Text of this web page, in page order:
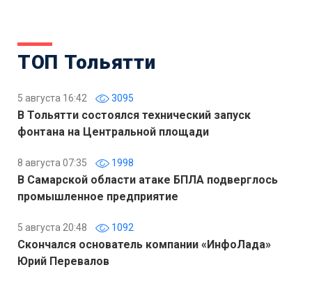
ТОП Тольятти
5 августа 16:42 3095
В Тольятти состоялся технический запуск
фонтана на Центральной площади
8 августа 07:35 1998
В Самарской области атаке БПЛА подверглось
промышленное предприятие
5 августа 20:48 1092
Скончался основатель компании «ИнфоЛада»
Юрий Перевалов